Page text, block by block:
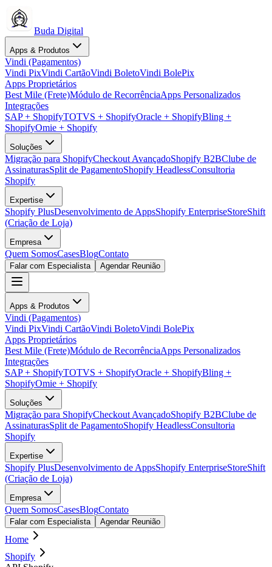
Buda Digital
Apps & Produtos
Vindi (Pagamentos)
Vindi PixVindi CartãoVindi BoletoVindi BolePix
Apps Proprietários
Best Mile (Frete)Módulo de RecorrênciaApps Personalizados
Integrações
SAP + ShopifyTOTVS + ShopifyOracle + ShopifyBling +
ShopifyOmie + Shopify
Soluções
Migração para ShopifyCheckout AvançadoShopify B2BClube de
AssinaturasSplit de PagamentoShopify HeadlessConsultoria
Shopify
Expertise
Shopify PlusDesenvolvimento de AppsShopify EnterpriseStoreShift
(Criação de Loja)
Empresa
Quem SomosCasesBlogContato
Falar com Especialista Agendar Reunião
Apps & Produtos
Vindi (Pagamentos)
Vindi PixVindi CartãoVindi BoletoVindi BolePix
Apps Proprietários
Best Mile (Frete)Módulo de RecorrênciaApps Personalizados
Integrações
SAP + ShopifyTOTVS + ShopifyOracle + ShopifyBling +
ShopifyOmie + Shopify
Soluções
Migração para ShopifyCheckout AvançadoShopify B2BClube de
AssinaturasSplit de PagamentoShopify HeadlessConsultoria
Shopify
Expertise
Shopify PlusDesenvolvimento de AppsShopify EnterpriseStoreShift
(Criação de Loja)
Empresa
Quem SomosCasesBlogContato
Falar com Especialista Agendar Reunião
Home
Shopify